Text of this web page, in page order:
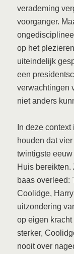
verademing
voorganger.
op het
uiteindelijk
een
verwachtingen
niet anders
In deze
houden dat
twintigste
Huis bereikten.
baas overleed:
Coolidge,
uitzondering
op eigen
sterker,
nooit over